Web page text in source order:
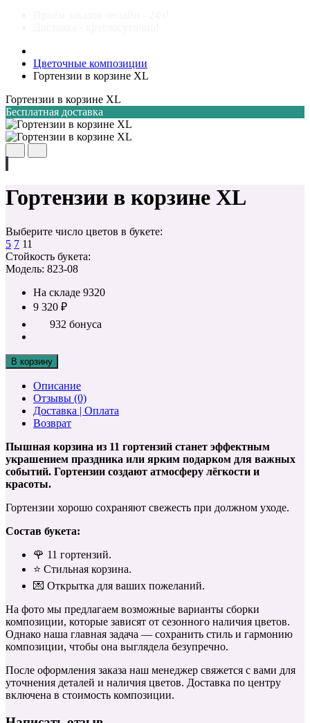
Цветочные композиции
Гортензии в корзине XL
Гортензии в корзине XL
Бесплатная доставка
Гортензии в корзине XL
Выберите число цветов в букете:
5 7 11
Стойкость букета:
Модель: 823-08
На складе 9320
9 320 ₽
932 бонуса
В корзину
Описание
Отзывы (0)
Доставка | Оплата
Возврат
Пышная корзина из 11 гортензий станет эффектным
украшением праздника или ярким подарком для важных
событий. Гортензии создают атмосферу лёгкости и
красоты.
Гортензии хорошо сохраняют свежесть при должном уходе.
Состав букета:
🌹 11 гортензий.
⭐️ Стильная корзина.
💌 Открытка для ваших пожеланий.
На фото мы предлагаем возможные варианты сборки
композиции, которые зависят от сезонного наличия цветов.
Однако наша главная задача — сохранить стиль и гармонию
композиции, чтобы она выглядела безупречно.
После оформления заказа наш менеджер свяжется с вами для
уточнения деталей и наличия цветов. Доставка по центру
включена в стоимость композиции.